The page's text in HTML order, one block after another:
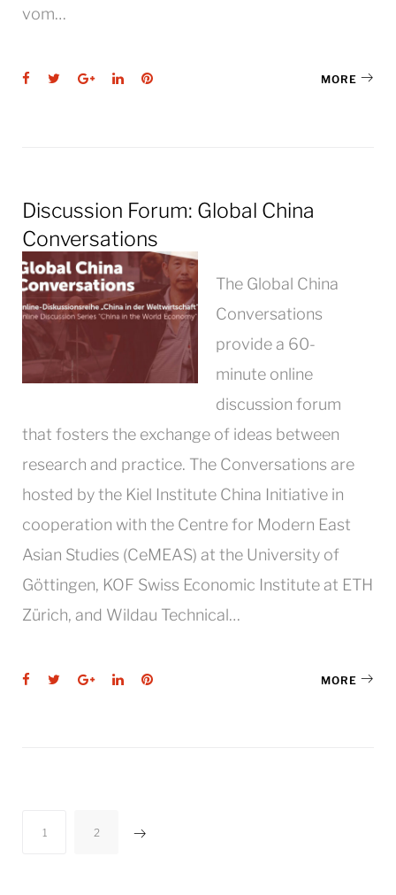
vom…
Facebook
TwitterGoogle+LinkedInPinterest MORE
Discussion Forum: Global China
Conversations
The Global China
Conversations
provide a 60-
minute online
discussion forum
that fosters the exchange of ideas between
research and practice. The Conversations are
hosted by the Kiel Institute China Initiative in
cooperation with the Centre for Modern East
Asian Studies (CeMEAS) at the University of
Göttingen, KOF Swiss Economic Institute at ETH
Zürich, and Wildau Technical…
Facebook
TwitterGoogle+LinkedInPinterest MORE
pagination
1 2